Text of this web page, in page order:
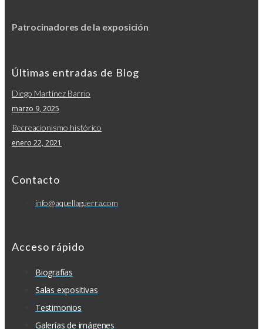
Patrocinadores de la exposición
Últimas entradas de Blog
Diego Martínez Barrio
marzo 9, 2025
Recreacionismo histórico
enero 22, 2021
Contacto
info@aquellaguerra.com
Acceso rápido
Biografías
Salas expositivas
Testimonios
Galerías de imágenes